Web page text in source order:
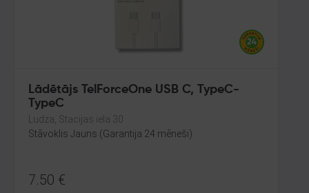
Lādētājs TelForceOne USB C, TypeC-
TypeC
Ludza, Stacijas iela 30
Stāvoklis Jauns (Garantija 24 mēneši)
7.50 €